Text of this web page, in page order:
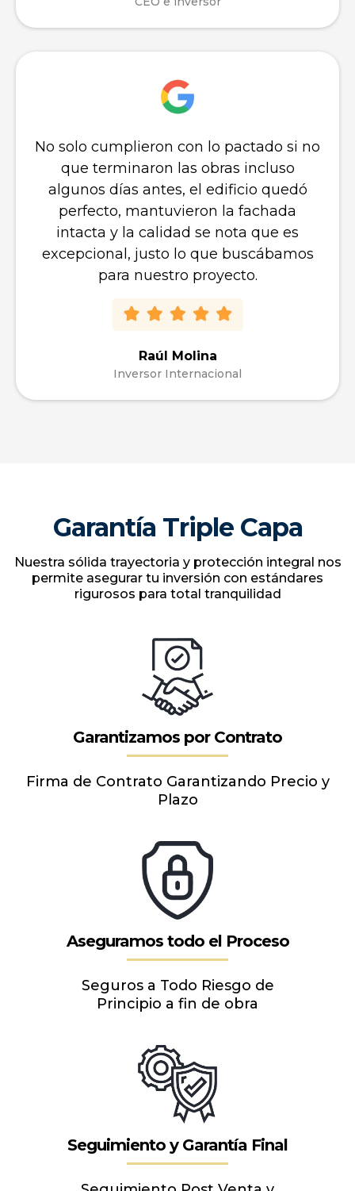
El resultado no podría ser mejor,
renders con algunas fotografías del
local terminado, el arquitecto dio la
enhorabuena a la excelente ejecución
de obra y yo estoy empezando a
rentabilizar mi piso desde el minuto
uno.
CEO e inversor
que terminaron las obras incluso
algunos días antes, el edificio quedó
perfecto, mantuvieron la fachada
intacta y la calidad se nota que es
excepcional, justo lo que buscábamos
Raúl Molina
Garantía Triple Capa
Nuestra sólida trayectoria y protección integral nos
rigurosos para total tranquilidad
Garantizamos por Contrato
Plazo